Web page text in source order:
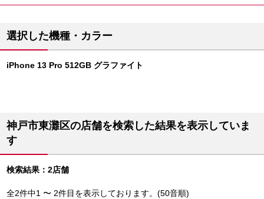
選択した機種・カラー
iPhone 13 Pro 512GB グラファイト
神戸市東灘区の店舗を検索した結果を表示していま
す
検索結果：2店舗
全2件中1 〜 2件目を表示しております。(50音順)